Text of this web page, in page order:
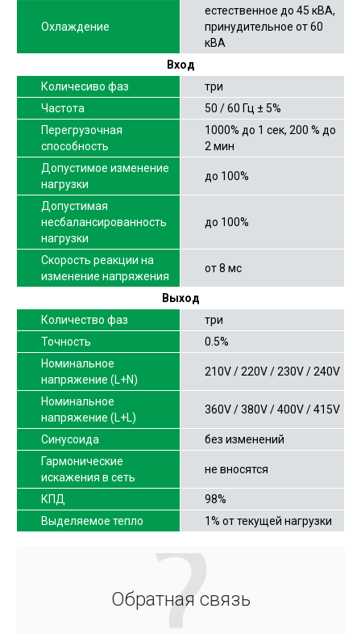
Охлаждение
естественное до 45 кВА,
принудительное от 60
кВА
Вход
Количесиво фаз
три
Частота
50 / 60 Гц ± 5%
Перегрузочная
способность
1000% до 1 сек, 200 % до
2 мин
Допустимое изменение
нагрузки
до 100%
Допустимая
несбалансированность
нагрузки
до 100%
Скорость реакции на
изменение напряжения
от 8 мс
Выход
Количество фаз
три
Точность
0.5%
Номинальное
напряжение (L+N)
210V / 220V / 230V / 240V
Номинальное
напряжение (L+L)
360V / 380V / 400V / 415V
Синусоида
без изменений
Гармонические
искажения в сеть
не вносятся
КПД
98%
Выделяемое тепло
1% от текущей нагрузки
Обратная связь